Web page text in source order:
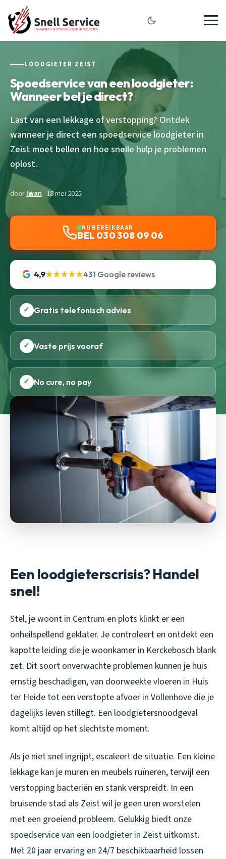
LOODGIETER ZEIST
Spoedservice van een loodgieter:
Wanneer bel je direct?
Last van een lekkage of verstopping? Ontdek
wanneer je direct een spoedservice loodgieter in
Zeist moet bellen en hoe snelle hulp je problemen
oplost.
doorIwan · 18 mei 2025
NU BEREIKBAAR
BEL 030 308 09 06
4,9★★★★★431 Google reviews
✓ Gratis telefonisch advies
✓ Vaste prijs vooraf
✓ No cure, no pay
Een loodgieterscrisis? Handel
snel!
Stel, je woont in Centrum en plots klinkt er een
onheilspellend geklater. Je controleert en ontdekt een
kapotte leiding die je woonkamer in Kerckebosch blank
zet. Dit soort onverwachte problemen kunnen je huis
ernstig beschadigen, van doorweekte vloeren in Huis
ter Heide tot een verstopte afvoer in Vollenhove die je
dagelijks leven stillegt. Een loodgietersnoodgeval
komt altijd op het slechtste moment.
Als je niet snel ingrijpt, escaleert de situatie. Een kleine
lekkage kan je muren en meubels ruïneren, terwijl een
verstopping bacteriën en stank verspreidt. In een
bruisende stad als Zeist wil je geen uren worstelen
met een groeiend probleem. Gelukkig biedt onze
spoedservice van een loodgieter in Zeist uitkomst.
Met 20 jaar ervaring en 24/7 beschikbaarheid lossen